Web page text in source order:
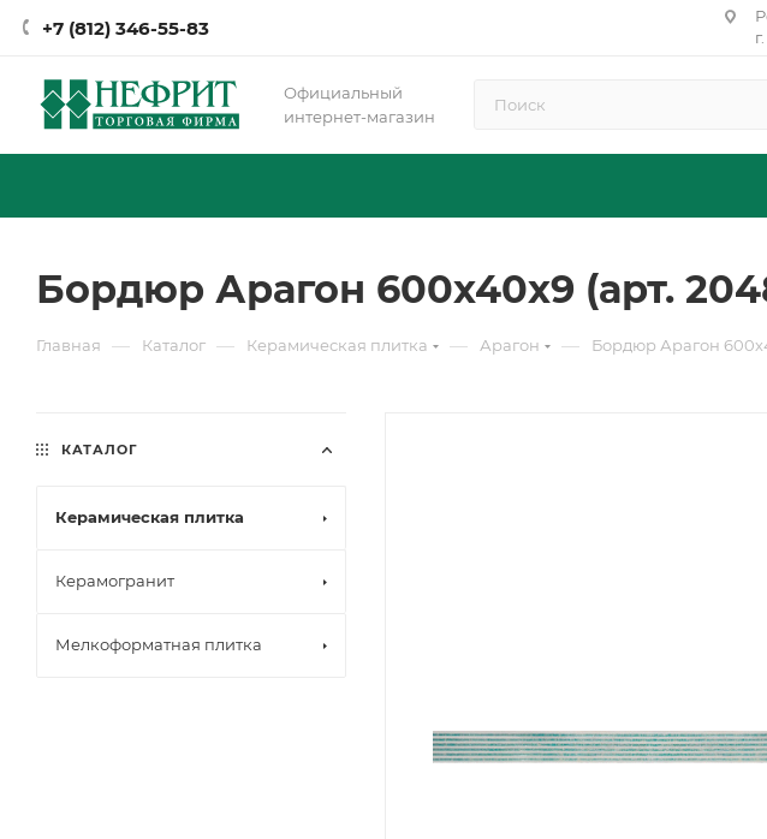
+7 (812) 346-55-83
Официальный
интернет-магазин
Бордюр Арагон 600х40х9 (арт.
Главная — Каталог — Керамическая плитка — Арагон — Бордюр Арагон
КАТАЛОГ
Керамическая плитка
Керамогранит
Мелкоформатная плитка